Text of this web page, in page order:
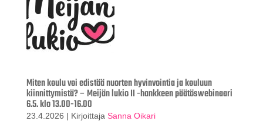
Miten koulu voi edistää nuorten hyvinvointia ja kouluun
kiinnittymistä? – Meijän lukio II -hankkeen päätöswebinaari
6.5. klo 13.00-16.00
23.4.2026 | Kirjoittaja Sanna Oikari